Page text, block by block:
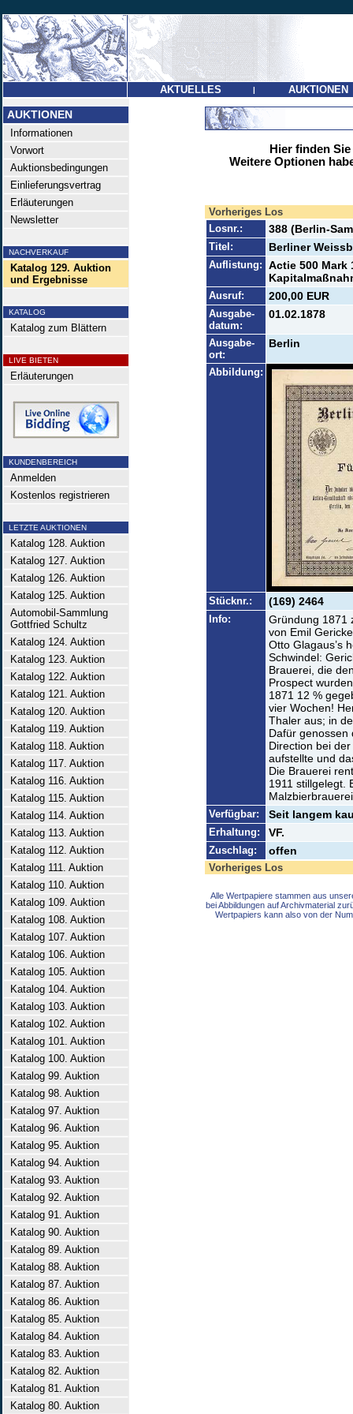
AKTUELLES | AUKTIONEN
AUKTIONEN
Informationen
Vorwort
Auktionsbedingungen
Einlieferungsvertrag
Erläuterungen
Newsletter
NACHVERKAUF
Katalog 129. Auktion
und Ergebnisse
KATALOG
Katalog zum Blättern
LIVE BIETEN
Erläuterungen
KUNDENBEREICH
Anmelden
Kostenlos registrieren
LETZTE AUKTIONEN
Katalog 128. Auktion
Katalog 127. Auktion
Katalog 126. Auktion
Katalog 125. Auktion
Automobil-Sammlung
Gottfried Schultz
Katalog 124. Auktion
Katalog 123. Auktion
Katalog 122. Auktion
Katalog 121. Auktion
Katalog 120. Auktion
Katalog 119. Auktion
Katalog 118. Auktion
Katalog 117. Auktion
Katalog 116. Auktion
Katalog 115. Auktion
Katalog 114. Auktion
Katalog 113. Auktion
Katalog 112. Auktion
Katalog 111. Auktion
Katalog 110. Auktion
Katalog 109. Auktion
Katalog 108. Auktion
Katalog 107. Auktion
Katalog 106. Auktion
Katalog 105. Auktion
Katalog 104. Auktion
Katalog 103. Auktion
Katalog 102. Auktion
Katalog 101. Auktion
Katalog 100. Auktion
Katalog 99. Auktion
Katalog 98. Auktion
Katalog 97. Auktion
Katalog 96. Auktion
Katalog 95. Auktion
Katalog 94. Auktion
Katalog 93. Auktion
Katalog 92. Auktion
Katalog 91. Auktion
Katalog 90. Auktion
Katalog 89. Auktion
Katalog 88. Auktion
Katalog 87. Auktion
Katalog 86. Auktion
Katalog 85. Auktion
Katalog 84. Auktion
Katalog 83. Auktion
Katalog 82. Auktion
Katalog 81. Auktion
Katalog 80. Auktion
Hier finden
Weitere Optionen
Vorheriges Los
Losnr.:
388 (Berlin-
Titel: Berliner
Auflistung: Actie 500 Mark
Ausruf: 200,00 EUR
Ausgabe-
datum:
01.02.1878
Ausgabe-
ort:
Berlin
Abbildung:
Stücknr.: (169) 2464
Info:
Gründung 1871
von Emil
Otto Glagaus’s
Schwindel:
Brauerei, die
Prospect
1871 12 %
vier Wochen!
Thaler aus; in
Dafür genossen
Direction bei
aufstellte und
Die Brauerei
1911 stillgelegt.
Verfügbar: Seit langem
Erhaltung: VF.
Zuschlag: offen
Vorheriges Los
Alle Wertpapiere stammen aus
bei Abbildungen auf Archivmaterial
Wertpapiers kann also von der